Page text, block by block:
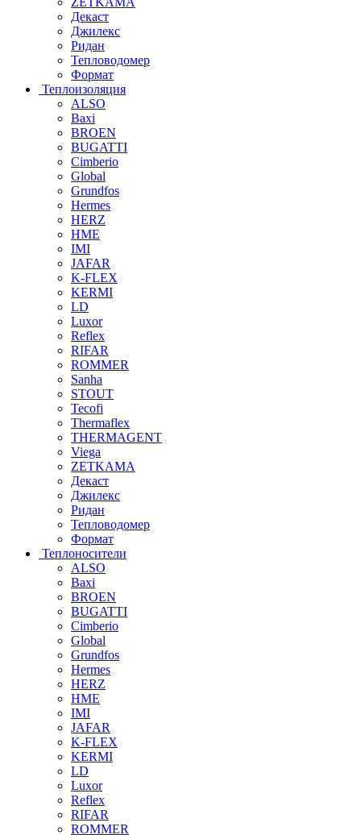
Декаст
Джилекс
Ридан
Тепловодомер
Формат
Теплоизоляция
ALSO
Baxi
BROEN
BUGATTI
Cimberio
Global
Grundfos
Hermes
HERZ
HME
IMI
JAFAR
K-FLEX
KERMI
LD
Luxor
Reflex
RIFAR
ROMMER
Sanha
STOUT
Tecofi
Thermaflex
THERMAGENT
Viega
ZETKAMA
Декаст
Джилекс
Ридан
Тепловодомер
Формат
Теплоносители
ALSO
Baxi
BROEN
BUGATTI
Cimberio
Global
Grundfos
Hermes
HERZ
HME
IMI
JAFAR
K-FLEX
KERMI
LD
Luxor
Reflex
RIFAR
ROMMER